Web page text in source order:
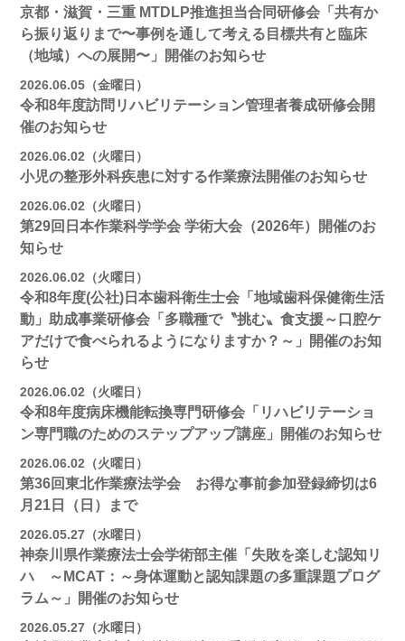
京都・滋賀・三重 MTDLP推進担当合同研修会「共有か
ら振り返りまで〜事例を通して考える目標共有と臨床
（地域）への展開〜」開催のお知らせ
2026.06.05（金曜日）
令和8年度訪問リハビリテーション管理者養成研修会開
催のお知らせ
2026.06.02（火曜日）
小児の整形外科疾患に対する作業療法開催のお知らせ
2026.06.02（火曜日）
第29回日本作業科学学会 学術大会（2026年）開催のお
知らせ
2026.06.02（火曜日）
令和8年度(公社)日本歯科衛生士会「地域歯科保健衛生活
動」助成事業研修会「多職種で〝挑む〟食支援～口腔ケ
アだけで食べられるようになりますか？～」開催のお知
らせ
2026.06.02（火曜日）
令和8年度病床機能転換専門研修会「リハビリテーショ
ン専門職のためのステップアップ講座」開催のお知らせ
2026.06.02（火曜日）
第36回東北作業療法学会 お得な事前参加登録締切は6
月21日（日）まで
2026.05.27（水曜日）
神奈川県作業療法士会学術部主催「失敗を楽しむ認知リ
ハ ～MCAT：～身体運動と認知課題の多重課題プログ
ラム～」開催のお知らせ
2026.05.27（水曜日）